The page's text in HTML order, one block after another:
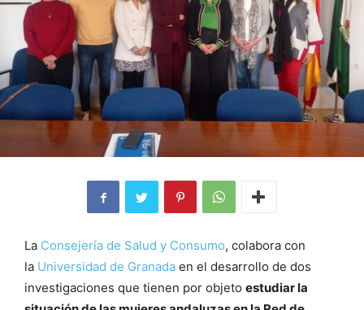
La Consejería de Salud y Consumo, colabora con
la Universidad de Granada en el desarrollo de dos
investigaciones que tienen por objeto estudiar la